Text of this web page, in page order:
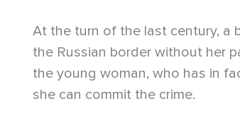
At the turn of the last century, a
the Russian border without her
the young woman, who has in
she can commit the crime.